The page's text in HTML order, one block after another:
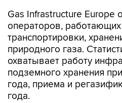
Gas Infrastructure Europe
операторов,
транспортировки,
природного газа.
охватывает работу
подземного хранения
года, приема и
года.